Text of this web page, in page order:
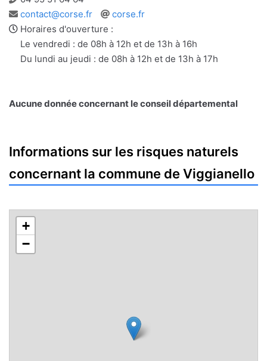
Adresse
e-
mail
contact@corse.fr
Site
web
corse.fr
Horaires d'ouverture :
Le vendredi : de 08h à 12h et de 13h à 16h
Du lundi au jeudi : de 08h à 12h et de 13h à 17h
Aucune donnée concernant le conseil départemental
Informations sur les risques naturels
concernant la commune de Viggianello
+
−